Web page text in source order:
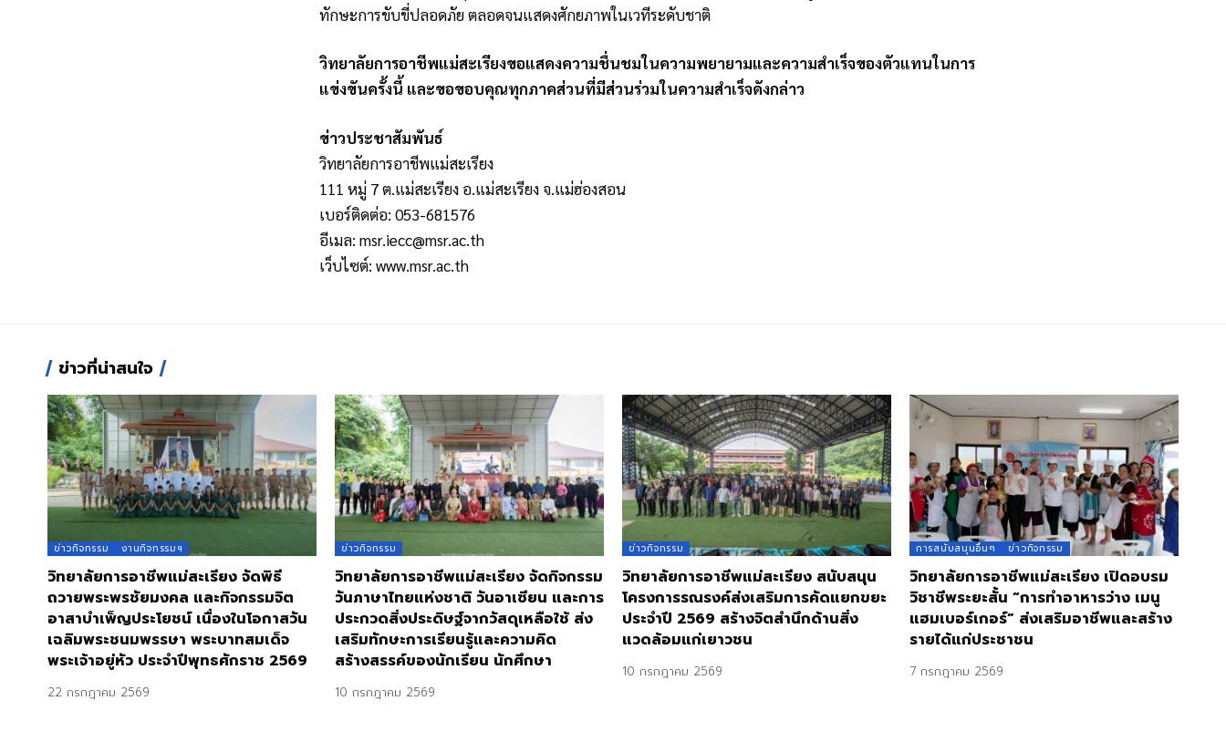
ทักษะการขับขี่ปลอดภัย ตลอดจนแสดงศักยภาพในเวทีระดับชาติ
วิทยาลัยการอาชีพแม่สะเรียงขอแสดงความชื่นชมในความพยายามและความสำเร็จของตัวแทนในการ
แข่งขันครั้งนี้ และขอขอบคุณทุกภาคส่วนที่มีส่วนร่วมในความสำเร็จดังกล่าว
ข่าวประชาสัมพันธ์
วิทยาลัยการอาชีพแม่สะเรียง
111 หมู่ 7 ต.แม่สะเรียง อ.แม่สะเรียง จ.แม่ฮ่องสอน
เบอร์ติดต่อ: 053-681576
อีเมล: msr.iecc@msr.ac.th
เว็บไซต์: www.msr.ac.th
ข่าวที่น่าสนใจ
ข่าวกิจกรรม งานกิจกรรมฯ
วิทยาลัยการอาชีพแม่สะเรียง จัดพิธี
ถวายพระพรชัยมงคล และกิจกรรมจิต
อาสาบำเพ็ญประโยชน์ เนื่องในโอกาสวัน
เฉลิมพระชนมพรรษา พระบาทสมเด็จ
พระเจ้าอยู่หัว ประจำปีพุทธศักราช 2569
22 กรกฎาคม 2569
ข่าวกิจกรรม
วิทยาลัยการอาชีพแม่สะเรียง จัดกิจกรรม
วันภาษาไทยแห่งชาติ วันอาเซียน และการ
ประกวดสิ่งประดิษฐ์จากวัสดุเหลือใช้ ส่ง
เสริมทักษะการเรียนรู้และความคิด
สร้างสรรค์ของนักเรียน นักศึกษา
10 กรกฎาคม 2569
ข่าวกิจกรรม
วิทยาลัยการอาชีพแม่สะเรียง สนับสนุน
โครงการรณรงค์ส่งเสริมการคัดแยกขยะ
ประจำปี 2569 สร้างจิตสำนึกด้านสิ่ง
แวดล้อมแก่เยาวชน
10 กรกฎาคม 2569
การสนับสนุนอื่นๆ ข่าวกิจกรรม
วิทยาลัยการอาชีพแม่สะเรียง เปิดอบรม
วิชาชีพระยะสั้น “การทำอาหารว่าง เมนู
แฮมเบอร์เกอร์” ส่งเสริมอาชีพและสร้าง
รายได้แก่ประชาชน
7 กรกฎาคม 2569